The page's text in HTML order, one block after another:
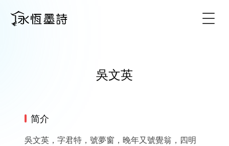
吳文英
简介
吳文英，字君特，號夢窗，晚年又號覺翁，四明